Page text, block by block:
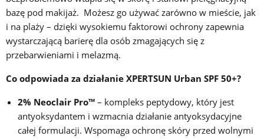
bazę pod makijaż. Możesz go używać zarówno w mieście, jak
i na plaży – dzięki wysokiemu faktorowi ochrony zapewnia
wystarczającą barierę dla osób zmagających się z
przebarwieniami i melazmą.
Co odpowiada za działanie XPERTSUN Urban SPF 50+?
2% Neoclair Pro™ – kompleks peptydowy, który jest
antyoksydantem i wzmacnia działanie antyoksydacyjne
całej formulacji. Wspomaga ochronę skóry przed wolnymi